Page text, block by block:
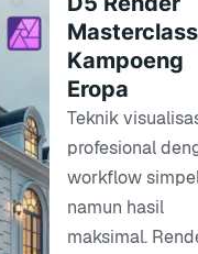
Kampoeng
Eropa
Teknik
profesional
workflow
namun hasil
maksimal.